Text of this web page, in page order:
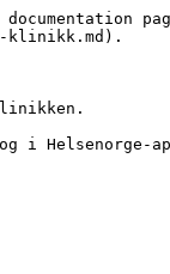
klinikk.md).
i Helsenorge-